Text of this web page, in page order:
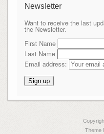
Newsletter
Want to receive the last
the Newsletter.
First Name
Last Name
Email address:
Theme